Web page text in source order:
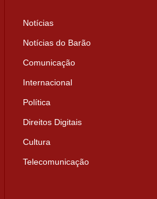
Notícias
Notícias do Barão
Comunicação
Internacional
Política
Direitos Digitais
Cultura
Telecomunicação